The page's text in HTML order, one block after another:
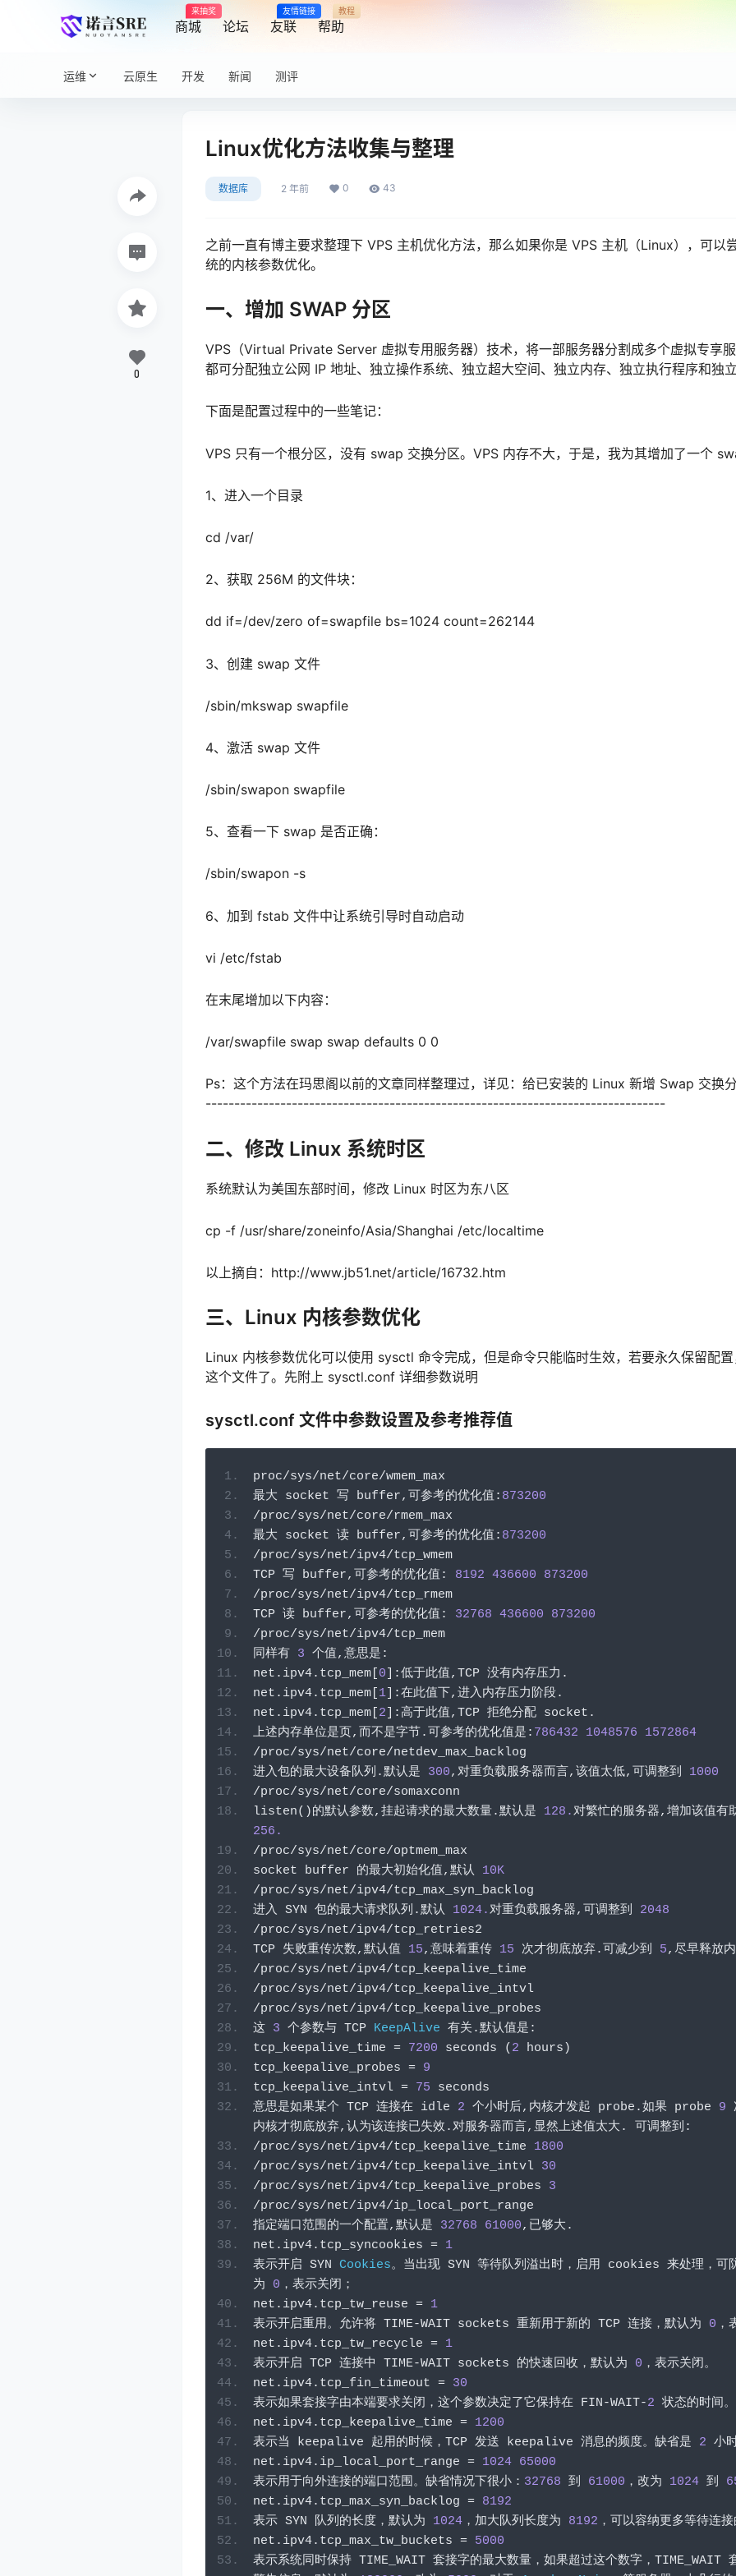
商城
来抽奖
论坛 友联
友情链接
帮助
教程
运维 云原生 开发 新闻 测评
Linux优化方法收集与整理
数据库 2 年前 0 43
之前一直有博主要求整理下 VPS 主机优化方法，那么如果你是 VPS 主机（Linux），可以
统的内核参数优化。
一、增加 SWAP 分区
VPS（Virtual Private Server 虚拟专用服务器）技术，将一部服务器分割成多个虚拟专享
都可分配独立公网 IP 地址、独立操作系统、独立超大空间、独立内存、独立执行程序和独
下面是配置过程中的一些笔记：
VPS 只有一个根分区，没有 swap 交换分区。VPS 内存不大，于是，我为其增加了一个
1、进入一个目录
cd /var/
2、获取 256M 的文件块：
dd if=/dev/zero of=swapfile bs=1024 count=262144
3、创建 swap 文件
/sbin/mkswap swapfile
4、激活 swap 文件
/sbin/swapon swapfile
5、查看一下 swap 是否正确：
/sbin/swapon -s
6、加到 fstab 文件中让系统引导时自动启动
vi /etc/fstab
在末尾增加以下内容：
/var/swapfile swap swap defaults 0 0
Ps：这个方法在玛思阁以前的文章同样整理过，详见：给已安装的 Linux 新增 Swap 交换
--------------------------------------------------------------------------------
二、修改 Linux 系统时区
系统默认为美国东部时间，修改 Linux 时区为东八区
cp -f /usr/share/zoneinfo/Asia/Shanghai /etc/localtime
以上摘自：http://www.jb51.net/article/16732.htm
三、Linux 内核参数优化
Linux 内核参数优化可以使用 sysctl 命令完成，但是命令只能临时生效，若要永久保留配
这个文件了。先附上 sysctl.conf 详细参数说明
sysctl.conf 文件中参数设置及参考推荐值
proc/sys/net/core/wmem_max
最大 socket 写 buffer,可参考的优化值: 873200
/proc/sys/net/core/rmem_max
最大 socket 读 buffer,可参考的优化值: 873200
/proc/sys/net/ipv4/tcp_wmem
TCP 写 buffer,可参考的优化值: 8192 436600
873200
/proc/sys/net/ipv4/tcp_rmem
TCP 读 buffer,可参考的优化值: 32768 436600
873200
/proc/sys/net/ipv4/tcp_mem
同样有
3 个值,意思是:
net . ipv4. tcp_mem[ 0 ]:低于此值, TCP 没有内存压力.
net . ipv4. tcp_mem[ 1]:在此值下,进入内存压力阶段.
net . ipv4. tcp_mem[ 2 ]:高于此值, TCP 拒绝分配 socket .
上述内存单位是页,而不是字节.可参考的优化值是: 786432 1048576
1572864
/proc/sys/net/core/netdev_max_backlog
进入包的最大设备队列.默认是
300,对重负载服务器而言,该值太低,可调整到
1000
/proc/sys/net/core/somaxconn
listen()的默认参数,挂起请求的最大数量.默认是 128.对繁忙的服务器,增加该值有
256.
/proc/sys/net/core/optmem_max
socket buffer 的最大初始化值,默认
10K
/proc/sys/net/ipv4/tcp_max_syn_backlog
进入 SYN 包的最大请求队列.默认 1024.对重负载服务器,可调整到
2048
/proc/sys/net/ipv4/tcp_retries2
TCP 失败重传次数,默认值 15,意味着重传 15 次才彻底放弃.可减少到 5,尽早释放
/proc/sys/net/ipv4/tcp_keepalive_time
/proc/sys/net/ipv4/tcp_keepalive_intvl
/proc/sys/net/ipv4/tcp_keepalive_probes
这
3 个参数与 TCP KeepAlive 有关.默认值是:
tcp_keepalive_time = 7200 seconds ( 2 hours )
tcp_keepalive_probes =
9
tcp_keepalive_intvl = 75 seconds
意思是如果某个 TCP 连接在 idle 2 个小时后,内核才发起 probe .如果 probe 9
内核才彻底放弃,认为该连接已失效.对服务器而言,显然上述值太大.
可调整到:
/proc/sys/net/ipv4/tcp_keepalive_time 1800
/proc/sys/net/ipv4/tcp_keepalive_intvl 30
/proc/sys/net/ipv4/tcp_keepalive_probes 3
/proc/sys/net/ipv4/ip_local_port_range
指定端口范围的一个配置,默认是
32768 61000,已够大.
net . ipv4. tcp_syncookies =
1
表示开启 SYN Cookies。当出现 SYN 等待队列溢出时，启用 cookies 来处理，可
为
0 ，表示关闭；
net . ipv4. tcp_tw_reuse =
1
表示开启重用。允许将 TIME-WAIT sockets 重新用于新的 TCP 连接，默认为 0 ，
net . ipv4. tcp_tw_recycle =
1
表示开启 TCP 连接中 TIME-WAIT sockets 的快速回收，默认为 0 ，表示关闭。
net . ipv4. tcp_fin_timeout =
30
表示如果套接字由本端要求关闭，这个参数决定了它保持在 FIN-WAIT-2 状态的时间。
net . ipv4. tcp_keepalive_time =
1200
表示当 keepalive 起用的时候， TCP 发送 keepalive 消息的频度。缺省是 2 小
net . ipv4. ip_local_port_range = 1024
65000
表示用于向外连接的端口范围。缺省情况下很小： 32768 到 61000 ，改为 1024 到
net . ipv4. tcp_max_syn_backlog =
8192
表示 SYN 队列的长度，默认为 1024，加大队列长度为 8192 ，可以容纳更多等待连
net . ipv4. tcp_max_tw_buckets =
5000
表示系统同时保持 TIME_WAIT 套接字的最大数量，如果超过这个数字， TIME_WAIT
0